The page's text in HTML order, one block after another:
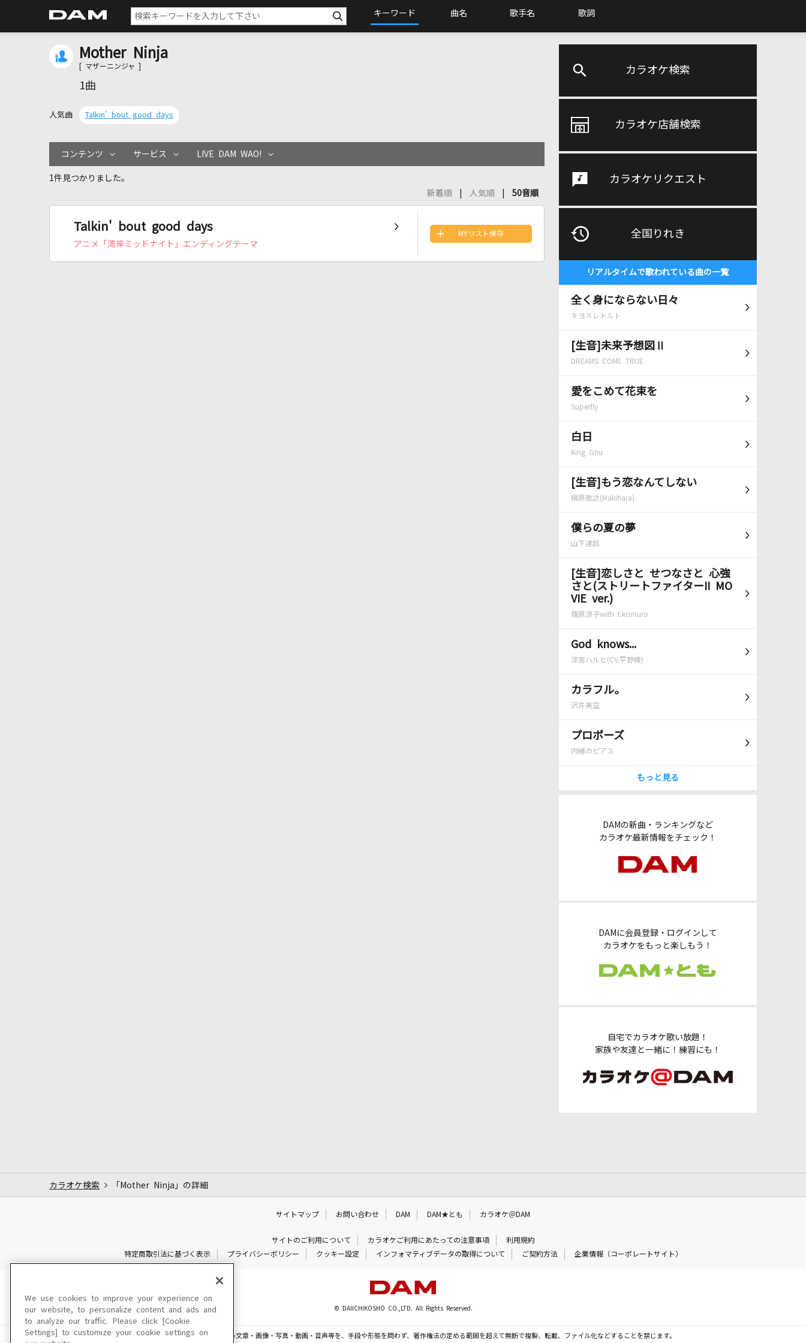
キーワード 曲名 歌手名 歌詞
カラオケ検索
カラオケ店舗検索
カラオケリクエスト
全国りれき
リアルタイムで歌われている曲の一覧
全く身にならない日々
キヨ×レトルト
[生音]未来予想図Ⅱ
DREAMS COME TRUE
愛をこめて花束を
Superfly
白日
King Gnu
[生音]もう恋なんてしない
槇原敬之(Makihara)
僕らの夏の夢
山下達郎
[生音]恋しさと せつなさと 心強
さと(ストリートファイターII MO
VIE ver.)
篠原涼子with t.komuro
God knows...
涼宮ハルヒ(CV.平野綾)
カラフル。
沢井美空
プロポーズ
内緒のピアス
もっと見る
DAMの新曲・ランキングなど
カラオケ最新情報をチェック！
DAMに会員登録・ログインして
カラオケをもっと楽しもう！
自宅でカラオケ歌い放題！
家族や友達と一緒に！練習にも！
Mother Ninja
[ マザーニンジャ ]
1曲
人気曲 Talkin' bout good days
コンテンツ サービス LIVE DAM WAO!
1件見つかりました。
新着順
人気順 50音順
Talkin' bout good days
アニメ「湾岸ミッドナイト」エンディングテーマ
MYリスト保存
カラオケ検索 「Mother Ninja」の詳細
サイトマップ お問い合わせ DAM DAM★とも カラオケ＠DAM
サイトのご利用について カラオケご利用にあたっての注意事項
利用規約
特定商取引法に基づく表示
プライバシーポリシー クッキー設定 インフォマティブデータの取得について ご契約方法 企業情報（コーポレートサイト）
© DAIICHIKOSHO CO.,LTD. All Rights Reserved.
このサイトに掲載されている一切の文章・画像・写真・動画・音声等を、手段や形態を問わず、著作権法の定める範囲を超えて無断で複製、転載、ファイル化などすることを禁じます。
We use cookies to improve your experience on
our website, to personalize content and ads and
to analyze our traffic. Please click [Cookie
Settings] to customize your cookie settings on